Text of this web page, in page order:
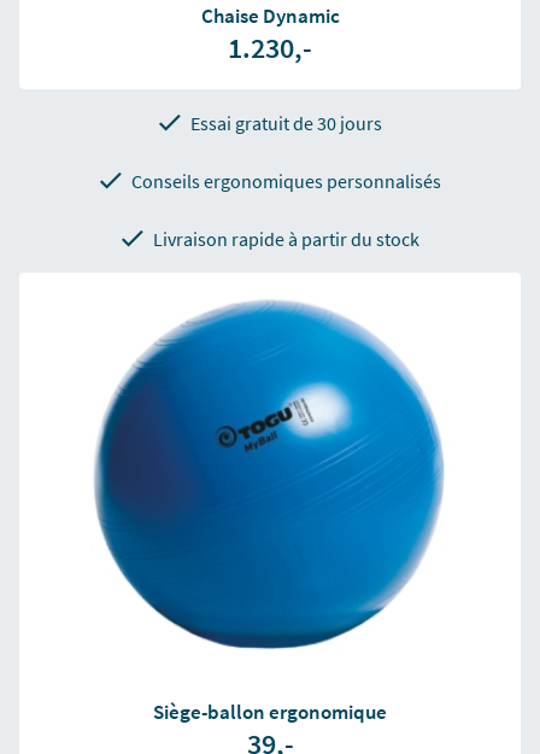
Chaise Dynamic
1.230,-
Essai gratuit de 30 jours
Conseils ergonomiques personnalisés
Livraison rapide à partir du stock
Siège-ballon ergonomique
39,-